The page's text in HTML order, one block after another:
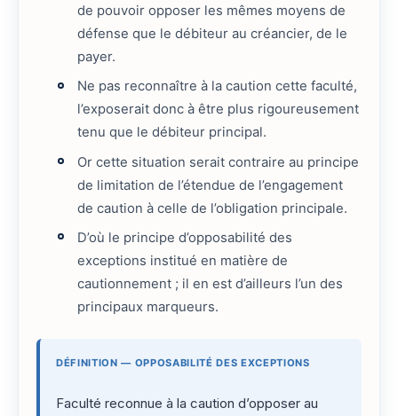
de pouvoir opposer les mêmes moyens de
défense que le débiteur au créancier, de le
payer.
Ne pas reconnaître à la caution cette faculté,
l’exposerait donc à être plus rigoureusement
tenu que le débiteur principal.
Or cette situation serait contraire au principe
de limitation de l’étendue de l’engagement
de caution à celle de l’obligation principale.
D’où le principe d’opposabilité des
exceptions institué en matière de
cautionnement ; il en est d’ailleurs l’un des
principaux marqueurs.
DÉFINITION — OPPOSABILITÉ DES EXCEPTIONS
Faculté reconnue à la caution d’opposer au